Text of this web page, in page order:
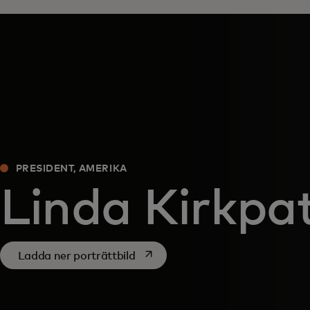
PRESIDENT, AMERIKA
Linda
Ladda ner porträttbildopens in a new tab